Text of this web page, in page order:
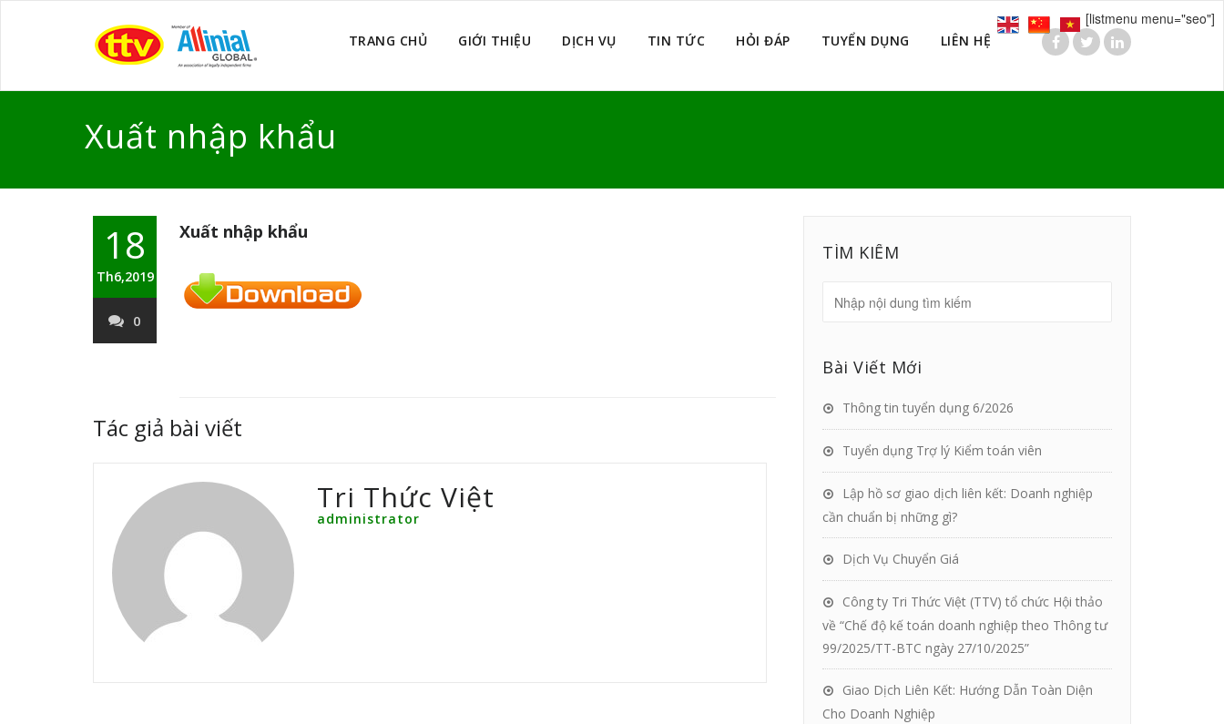
TRANG CHỦ GIỚI THIỆU DỊCH VỤ TIN TỨC HỎI ĐÁP TUYỂN DỤNG LIÊN HỆ
Xuất nhập khẩu
18
Th6,2019
0
Xuất nhập khẩu
Tác giả bài viết
Tri Thức Việt
administrator
TÌM KIẾM
Bài Viết Mới
Thông tin tuyển dụng 6/2026
Tuyển dụng Trợ lý Kiểm toán viên
Lập hồ sơ giao dịch liên kết: Doanh nghiệp
cần chuẩn bị những gì?
Dịch Vụ Chuyển Giá
Công ty Tri Thức Việt (TTV) tổ chức Hội thảo
về “Chế độ kế toán doanh nghiệp theo Thông tư
99/2025/TT-BTC ngày 27/10/2025”
Giao Dịch Liên Kết: Hướng Dẫn Toàn Diện
Cho Doanh Nghiệp
[listmenu menu="seo"]